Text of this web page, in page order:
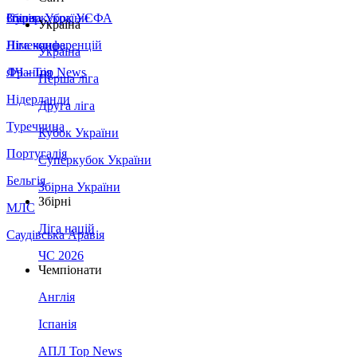
Збірна України
Італія
Німеччина
Франція
Нідерланди
Туреччина
Португалія
Бельгія
МЛС
Саудівська Аравія
Суперкубок УЄФА
Ліга конференцій
ЛЧ - Top News
Україна
Україна
Перша ліга
Друга ліга
Кубок України
Суперкубок України
Збірна України
Збірні
Ліга націй
ЧС 2026
Чемпіонати
Англія
Іспанія
АПЛ Top News